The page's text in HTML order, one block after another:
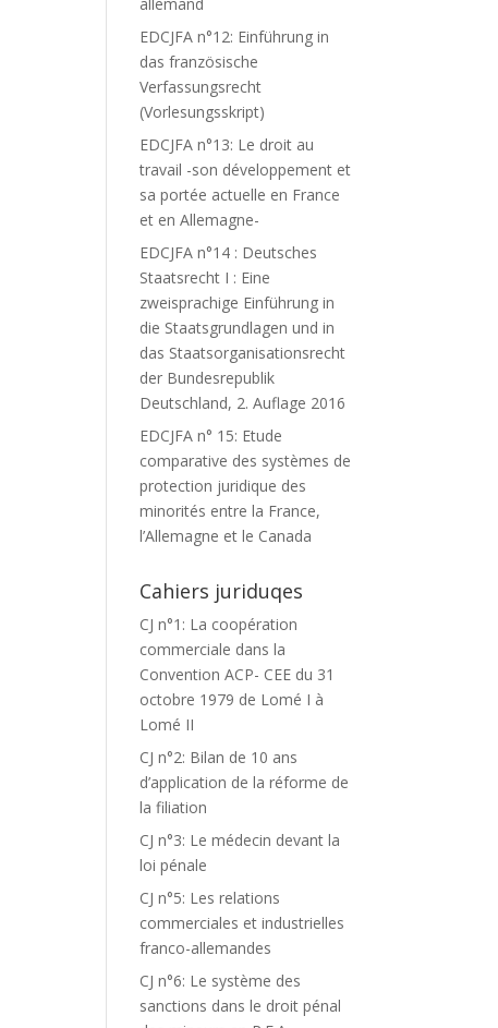
EDCJFA n°12: Einführung in
das französische
Verfassungsrecht
(Vorlesungsskript)
EDCJFA n°13: Le droit au
travail -son développement et
sa portée actuelle en France
et en Allemagne-
EDCJFA n°14 : Deutsches
Staatsrecht I : Eine
zweisprachige Einführung in
die Staatsgrundlagen und in
das Staatsorganisationsrecht
der Bundesrepublik
Deutschland, 2. Auflage 2016
EDCJFA n° 15: Etude
comparative des systèmes de
protection juridique des
minorités entre la France,
l’Allemagne et le Canada
Cahiers juriduqes
CJ n°1: La coopération
commerciale dans la
Convention ACP- CEE du 31
octobre 1979 de Lomé I à
Lomé II
CJ n°2: Bilan de 10 ans
d’application de la réforme de
la filiation
CJ n°3: Le médecin devant la
loi pénale
CJ n°5: Les relations
commerciales et industrielles
franco-allemandes
CJ n°6: Le système des
sanctions dans le droit pénal